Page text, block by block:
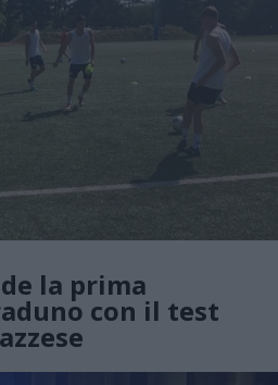
la prima
con il test